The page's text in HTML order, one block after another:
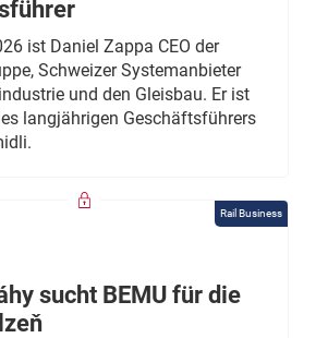
ist Daniel Zappa CEO der
Schweizer Systemanbieter
und den Gleisbau. Er ist
langjährigen Geschäftsführers
Rail Business
sucht BEMU für die